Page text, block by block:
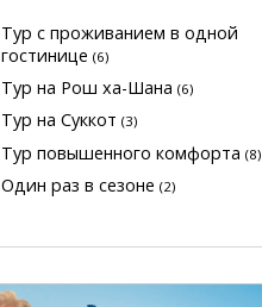
Тур с проживанием в одной
гостинице (6)
Тур на Рош ха-Шана (6)
Тур на Суккот (3)
Тур повышенного комфорта (8)
Один раз в сезоне (2)